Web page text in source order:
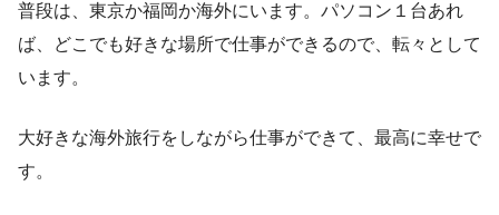
普段は、東京か福岡か海外にいます。パソコン１台あれ
ば、どこでも好きな場所で仕事ができるので、転々として
います。
大好きな海外旅行をしながら仕事ができて、最高に幸せで
す。